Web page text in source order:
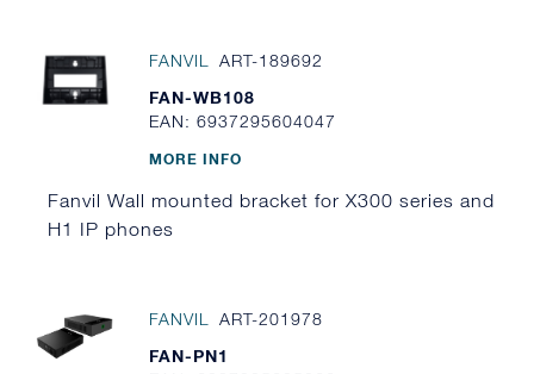
FANVIL
ART-189692
FAN-WB108
EAN: 6937295604047
MORE INFO
Fanvil Wall mounted bracket for X300 series and
H1 IP phones
FANVIL
ART-201978
FAN-PN1